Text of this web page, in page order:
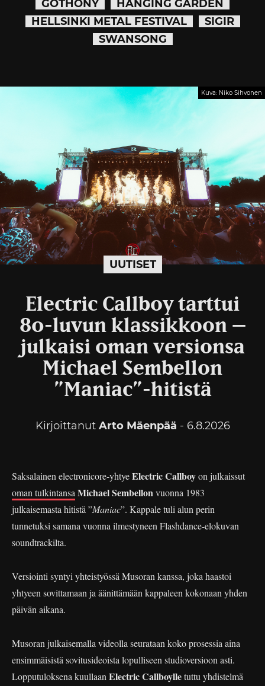
GOTHONY
HANGING GARDEN
HELLSINKI METAL FESTIVAL
SIGIR
SWANSONG
UUTISET
Kuva: Niko Sihvonen
Electric Callboy tarttui
80-luvun klassikkoon –
julkaisi oman versionsa
Michael Sembellon
”Maniac”-hitistä
Kirjoittanut Arto Mäenpää - 6.8.2026
Saksalainen electronicore-yhtyeElectric Callboyon julkaissut
oman tulkintansa Michael Sembellonvuonna 1983
julkaisemasta hitistä ”Maniac”. Kappale tuli alun perin
tunnetuksi samana vuonna ilmestyneen Flashdance-elokuvan
soundtrackilta.
Versiointi syntyi yhteistyössä Musoran kanssa, joka haastoi
yhtyeen sovittamaan ja äänittämään kappaleen kokonaan yhden
päivän aikana.
Musoran julkaisemalla videolla seurataan koko prosessia aina
ensimmäisistä sovitusideoista lopulliseen studioversioon asti.
Lopputuloksena kuullaan Electric Callboylletuttu yhdistelmä